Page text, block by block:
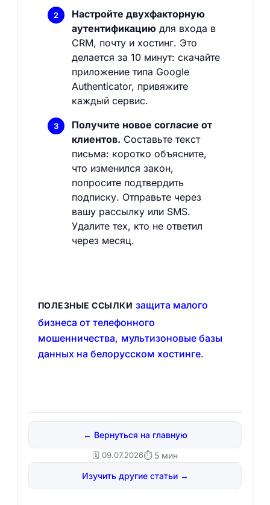
Настройте двухфакторную
аутентификациюдля входа в
CRM, почту и хостинг. Это
делается за 10 минут: скачайте
приложение типа Google
Authenticator, привяжите
каждый сервис.
Получите новое согласие от
клиентов. Составьте текст
письма: коротко объясните,
что изменился закон,
попросите подтвердить
подписку. Отправьте через
вашу рассылку или SMS.
Удалите тех, кто не ответил
через месяц.
ПОЛЕЗНЫЕ ССЫЛКИ защита малого
бизнеса от телефонного
мошенничества, мультизоновые базы
данных на белорусском хостинге.
← Вернуться на главную
🗓️ 09.07.2026⏱ 5 мин
Изучить другие статьи →